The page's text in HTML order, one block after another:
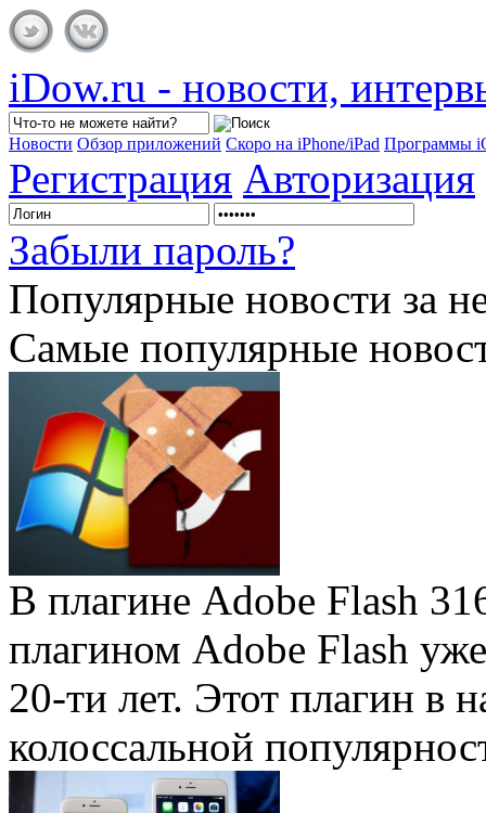
iDow.ru - новости,
Новости Обзор приложений Скоро на iPhone/iPad Программы
Регистрация Авторизация
Забыли пароль?
Популярные новости за
Самые популярные
В плагине Adobe Flash
плагином Adobe Flash
20-ти лет. Этот плагин в
колоссальной